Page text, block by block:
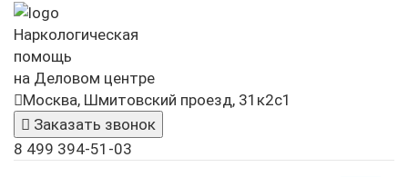
Наркологическая
помощь
на Деловом центре
Москва, Шмитовский проезд, 31к2с1
Заказать звонок
8 499 394-51-03